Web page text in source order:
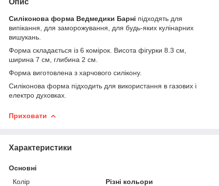
Силіконова форма Ведмедики Барні підходять для
випікання, для заморожування, для будь-яких кулінарних
вишукань.
Форма складається із 6 комірок. Висота фігурки 8.3 см,
ширина 7 см, глибина 2 см.
Форма виготовлена з харчового силікону.
Силіконова форма підходить для використання в газових і
електро духовках.
Приховати
Характеристики
Основні
Колір
Різні кольори